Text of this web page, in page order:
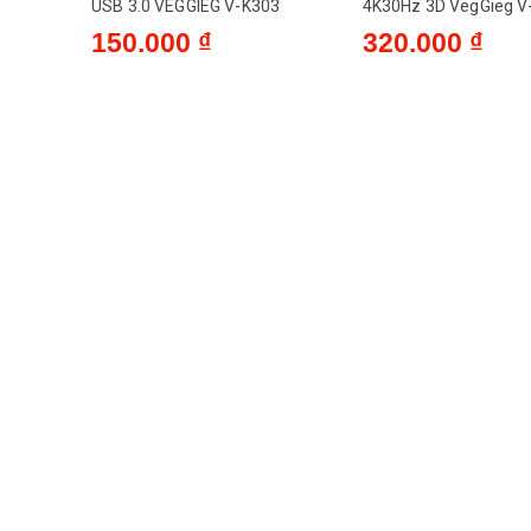
USB 3.0 VEGGIEG V-K303
150.000 ₫
4K30Hz 3D VegGieg
320.000 ₫